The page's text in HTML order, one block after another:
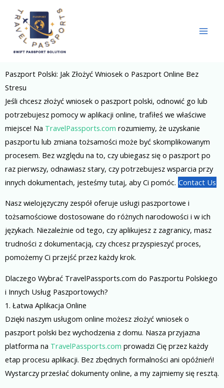
content
Paszport Polski: Jak Złożyć Wniosek o Paszport Online Bez
Stresu
Jeśli chcesz złożyć wniosek o paszport polski, odnowić go lub
potrzebujesz pomocy w aplikacji online, trafiłeś we właściwe
miejsce! Na TravelPassports.com rozumiemy, że uzyskanie
paszportu lub zmiana tożsamości może być skomplikowanym
procesem. Bez względu na to, czy ubiegasz się o paszport po
raz pierwszy, odnawiasz stary, czy potrzebujesz wsparcia przy
innych dokumentach, jesteśmy tutaj, aby Ci pomóc. Contact Us
Nasz wielojęzyczny zespół oferuje usługi paszportowe i
tożsamościowe dostosowane do różnych narodowości i w ich
językach. Niezależnie od tego, czy aplikujesz z zagranicy, masz
trudności z dokumentacją, czy chcesz przyspieszyć proces,
pomożemy Ci przejść przez każdy krok.
Dlaczego Wybrać TravelPassports.com do Paszportu Polskiego
i Innych Usług Paszportowych?
1. Łatwa Aplikacja Online
Dzięki naszym usługom online możesz złożyć wniosek o
paszport polski bez wychodzenia z domu. Nasza przyjazna
platforma na TravelPassports.com prowadzi Cię przez każdy
etap procesu aplikacji. Bez zbędnych formalności ani opóźnień!
Wystarczy przesłać dokumenty online, a my zajmiemy się resztą.